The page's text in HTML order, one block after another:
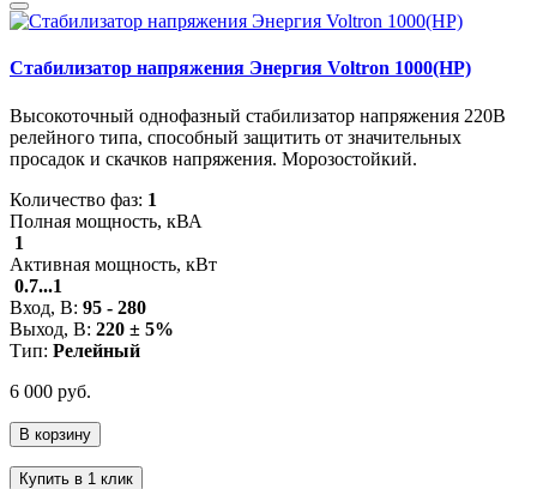
Стабилизатор напряжения Энергия Voltron 1000(HP)
Высокоточный однофазный стабилизатор напряжения 220В
релейного типа, способный защитить от значительных
просадок и скачков напряжения. Морозостойкий.
Количество фаз: 1
Полная мощность, кВА
1
Активная мощность, кВт
0.7...1
Вход, В: 95 - 280
Выход, В: 220 ± 5%
Тип: Релейный
6 000 руб.
В корзину
Купить в 1 клик